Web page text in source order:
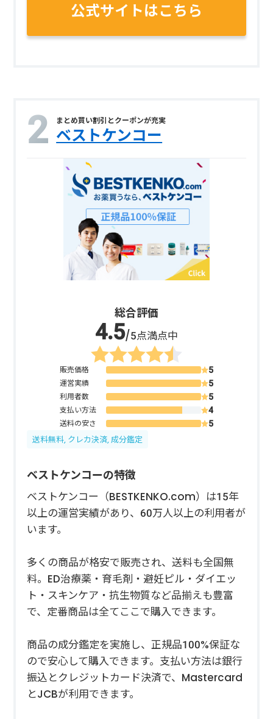
公式サイトはこちら
まとめ買い割引とクーポンが充実
ベストケンコー
総合評価
/5点満点中
販売価格
運営実績
利用者数
支払い方法
送料の安さ
送料無料, クレカ決済, 成分鑑定
ベストケンコーの特徴
ベストケンコー（BESTKENKO.com）は15年
以上の運営実績があり、60万人以上の利用者が
います。
多くの商品が格安で販売され、送料も全国無
料。ED治療薬・育毛剤・避妊ピル・ダイエッ
ト・スキンケア・抗生物質など品揃えも豊富
で、定番商品は全てここで購入できます。
商品の成分鑑定を実施し、正規品100%保証な
ので安心して購入できます。支払い方法は銀行
振込とクレジットカード決済で、Mastercard
とJCBが利用できます。